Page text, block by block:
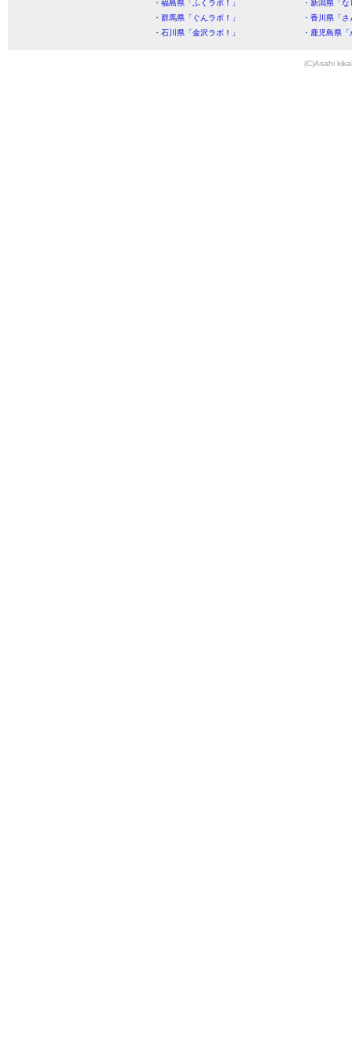
・福島県「ふくラボ！」
・新潟県「
・群馬県「ぐんラボ！」
・香川県「
・石川県「金沢ラボ！」
・鹿児島県
(C)Asahi